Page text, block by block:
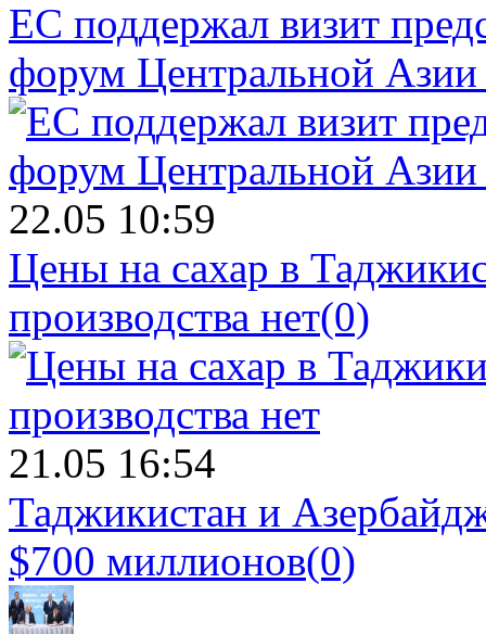
ЕС поддержал визит
форум Центральной Азии
22.05 10:59
Цены на сахар в
производства нет(0)
21.05 16:54
Таджикистан и
$700 миллионов(0)